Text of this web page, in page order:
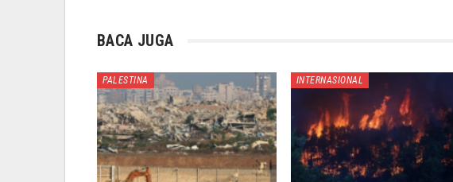
BACA JUGA
PALESTINA INTERNASIONAL